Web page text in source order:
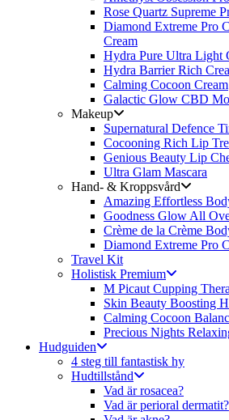
Rose Quartz Supreme
Diamond Extreme Pro
Cream
Hydra Pure Ultra Light
Hydra Barrier Rich
Calming Cocoon Cream
Galactic Glow CBD
Makeup
Supernatural Defence
Cocooning Rich Lip
Genious Beauty Lip
Ultra Glam Mascara
Hand- & Kroppsvård
Amazing Effortless
Goodness Glow All
Crème de la Crème
Diamond Extreme Pro
Travel Kit
Holistisk Premium
M Picaut Cupping
Skin Beauty Boosting
Calming Cocoon
Precious Nights
Hudguiden
4 steg till fantastisk hy
Hudtillstånd
Vad är rosacea?
Vad är perioral dermatit?